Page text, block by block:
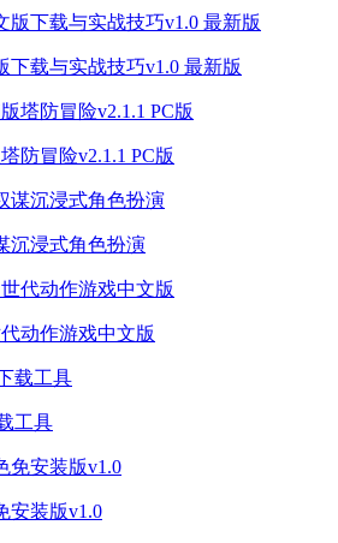
下载与实战技巧v1.0 最新版
防冒险v2.1.1 PC版
沉浸式角色扮演
动作游戏中文版
工具
安装版v1.0